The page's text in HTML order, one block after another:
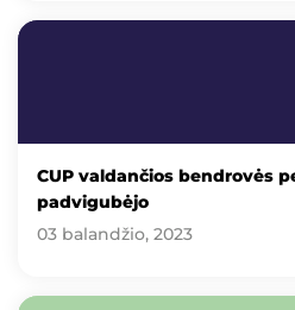
CUP valdančios bendrovės
padvigubėjo
03 balandžio, 2023